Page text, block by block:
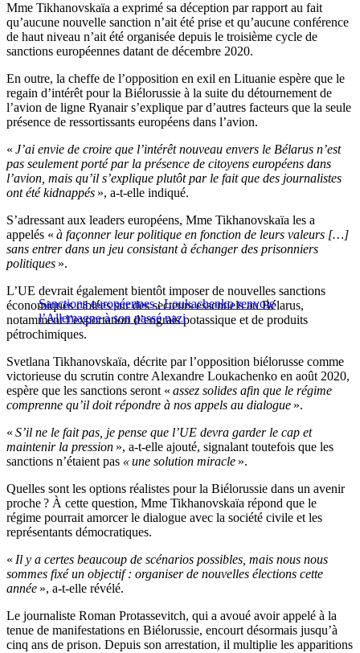
Mme Tikhanovskaïa a exprimé sa déception par rapport au fait
qu’aucune nouvelle sanction n’ait été prise et qu’aucune conférence
de haut niveau n’ait été organisée depuis le troisième cycle de
sanctions européennes datant de décembre 2020.
En outre, la cheffe de l’opposition en exil en Lituanie espère que le
regain d’intérêt pour la Biélorussie à la suite du détournement de
l’avion de ligne Ryanair s’explique par d’autres facteurs que la seule
présence de ressortissants européens dans l’avion.
« J’ai envie de croire que l’intérêt nouveau envers le Bélarus n’est
pas seulement porté par la présence de citoyens européens dans
l’avion, mais qu’il s’explique plutôt par le fait que des journalistes
ont été kidnappés », a-t-elle indiqué.
S’adressant aux leaders européens, Mme Tikhanovskaïa les a
appelés « à façonner leur politique en fonction de leurs valeurs […]
sans entrer dans un jeu consistant à échanger des prisonniers
politiques ».
Sanctions européennes : Loukachenko renvoie
l’Allemagne à son passé nazi
L’UE devrait également bientôt imposer de nouvelles sanctions
économiques ciblées sur des secteurs essentiels au Bélarus,
notamment l’exportation d’engrais potassique et de produits
pétrochimiques.
Svetlana Tikhanovskaïa, décrite par l’opposition biélorusse comme
victorieuse du scrutin contre Alexandre Loukachenko en août 2020,
espère que les sanctions seront « assez solides afin que le régime
comprenne qu’il doit répondre à nos appels au dialogue ».
« S’il ne le fait pas, je pense que l’UE devra garder le cap et
maintenir la pression », a-t-elle ajouté, signalant toutefois que les
sanctions n’étaient pas « une solution miracle ».
Quelles sont les options réalistes pour la Biélorussie dans un avenir
proche ? À cette question, Mme Tikhanovskaïa répond que le
régime pourrait amorcer le dialogue avec la société civile et les
représentants démocratiques.
« Il y a certes beaucoup de scénarios possibles, mais nous nous
sommes fixé un objectif : organiser de nouvelles élections cette
année », a-t-elle révélé.
Le journaliste Roman Protassevitch, qui a avoué avoir appelé à la
tenue de manifestations en Biélorussie, encourt désormais jusqu’à
cinq ans de prison. Depuis son arrestation, il multiplie les apparitions